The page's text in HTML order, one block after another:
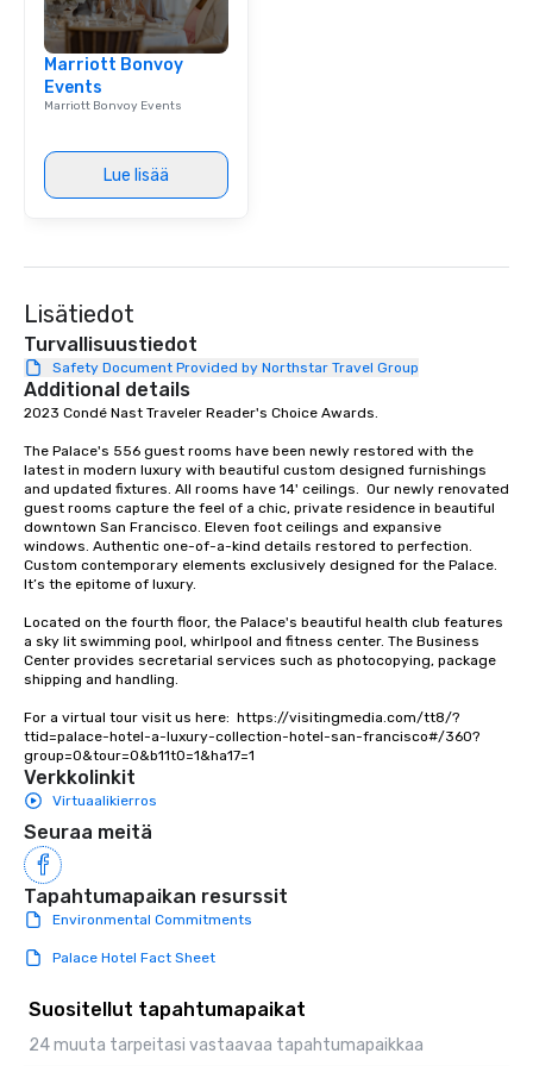
Our exclusive
right of you. Because
with different people
down at each venue
traverse along the
experiences not only
ways to network, but
groups, small or large.
experiences can
as 500 guests,
choice for any
allergies for anyone
Marriott Bonvoy
Events
Marriott Bonvoy Events
Lue lisää
Lisätiedot
Turvallisuustiedot
Safety Document Provided by Northstar Travel Group
Additional details
2023 Condé Nast Traveler Reader's Choice Awards.
The Palace's 556 guest rooms have been newly restored with the
latest in modern luxury with beautiful custom designed furnishings
and updated fixtures. All rooms have 14' ceilings.  Our newly renovated
guest rooms capture the feel of a chic, private residence in beautiful
downtown San Francisco. Eleven foot ceilings and expansive
windows. Authentic one-of-a-kind details restored to perfection.
Custom contemporary elements exclusively designed for the Palace.
It’s the epitome of luxury.
Located on the fourth floor, the Palace's beautiful health club features
a sky lit swimming pool, whirlpool and fitness center. The Business
Center provides secretarial services such as photocopying, package
shipping and handling.
For a virtual tour visit us here:  https://visitingmedia.com/tt8/?
ttid=palace-hotel-a-luxury-collection-hotel-san-francisco#/360?
group=0&tour=0&b11t0=1&ha17=1
Verkkolinkit
Virtuaalikierros
Seuraa meitä
Tapahtumapaikan resurssit
Environmental Commitments
Palace Hotel Fact Sheet
Suositellut tapahtumapaikat
24 muuta tarpeitasi vastaavaa tapahtumapaikkaa